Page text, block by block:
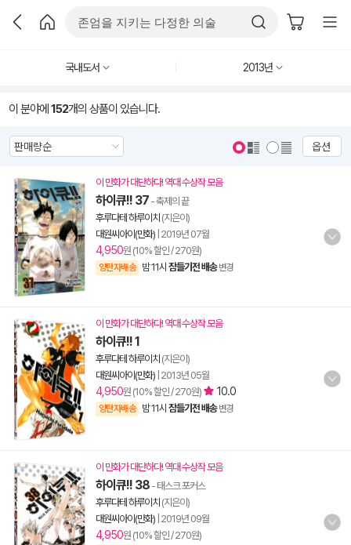
국내도서 2013년
이 분야에 152개의 상품이 있습니다.
옵션
이 만화가 대단하다! 역대 수상작 모음
하이큐!! 37 - 축제의 끝
후루다테 하루이치 (지은이)
대원씨아이(만화) 2019년 07월
4,950원 (10% 할인 / 270원)
양탄자배송 밤 11시 잠들기전 배송 변경
이 만화가 대단하다! 역대 수상작 모음
하이큐!! 1
후루다테 하루이치 (지은이)
대원씨아이(만화) 2013년 05월
4,950원 (10% 할인 / 270원) 10.0
양탄자배송 밤 11시 잠들기전 배송 변경
이 만화가 대단하다! 역대 수상작 모음
하이큐!! 38 - 태스크 포커스
후루다테 하루이치 (지은이)
대원씨아이(만화) 2019년 09월
4,950원 (10% 할인 / 270원)